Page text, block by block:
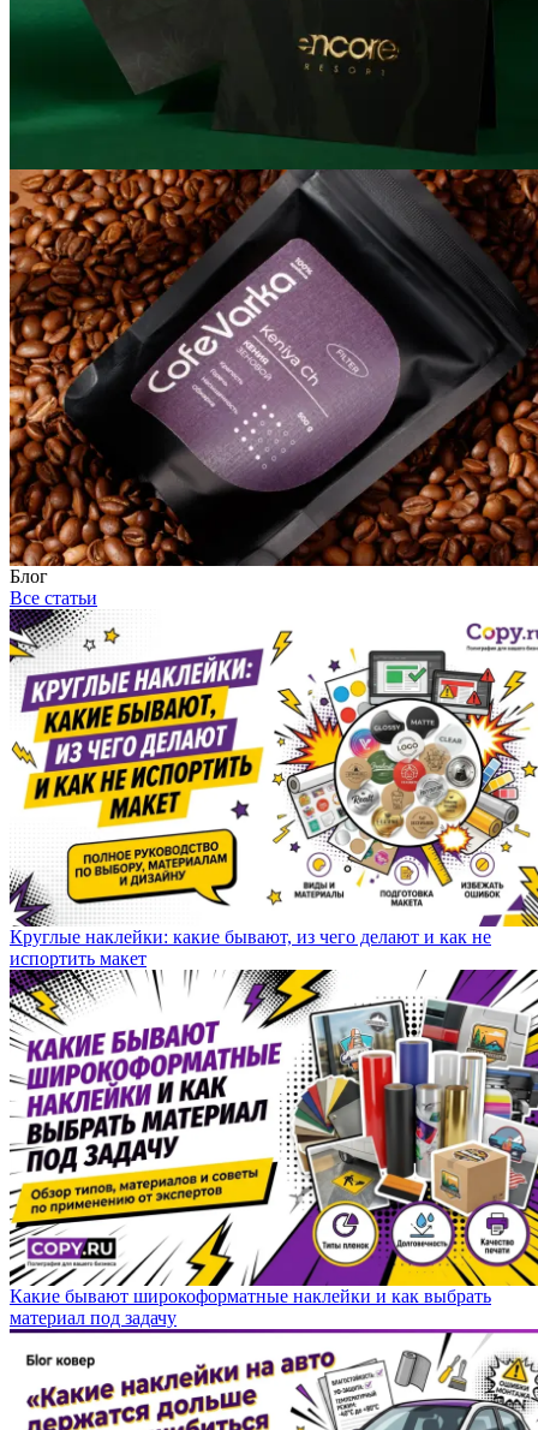
Блог
Все статьи
Круглые наклейки: какие бывают, из чего делают и как не
испортить макет
Какие бывают широкоформатные наклейки и как выбрать
материал под задачу